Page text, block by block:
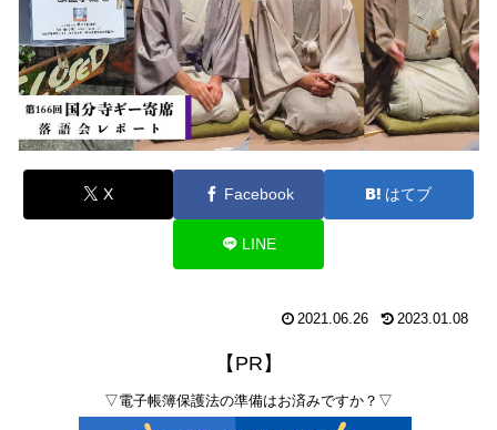
X Facebook はてブ
LINE
2021.06.26 2023.01.08
【PR】
▽電子帳簿保護法の準備はお済みですか？▽